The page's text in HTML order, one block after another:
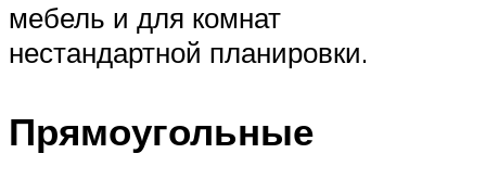
мебель и для комнат
нестандартной планировки.
Прямоугольные